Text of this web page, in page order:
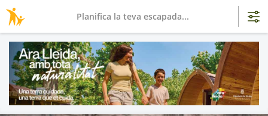
Planifica la teva escapada...